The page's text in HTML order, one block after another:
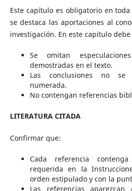
Este capítulo es obligatorio en
se destaca las aportaciones al
investigación. En este capítulo
Se omitan
demostradas en el texto.
Las conclusiones no se
numerada.
No contengan referencias
LITERATURA CITADA
Confirmar que:
Cada referencia
requerida en la
orden estipulado y con la
Las referencias